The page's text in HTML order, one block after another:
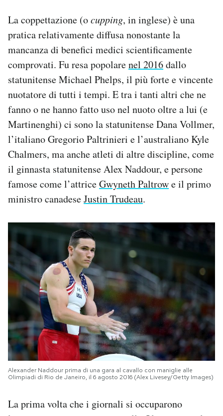
La coppettazione (ocupping, in inglese) è una
pratica relativamente diffusa nonostante la
mancanza di benefici medici scientificamente
comprovati. Fu resa popolarenel 2016dallo
statunitense Michael Phelps, il più forte e vincente
nuotatore di tutti i tempi. E tra i tanti altri che ne
fanno o ne hanno fatto uso nel nuoto oltre a lui (e
Martinenghi) ci sono la statunitense Dana Vollmer,
l’italiano Gregorio Paltrinieri e l’australiano Kyle
Chalmers, ma anche atleti di altre discipline, come
il ginnasta statunitense Alex Naddour, e persone
famose come l’attriceGwyneth Paltrowe il primo
ministro canadeseJustin Trudeau.
Alexander Naddour prima di una gara al cavallo con maniglie alle
Olimpiadi di Rio de Janeiro, il 6 agosto 2016 (Alex Livesey/Getty Images)
La prima volta che i giornali si occuparono